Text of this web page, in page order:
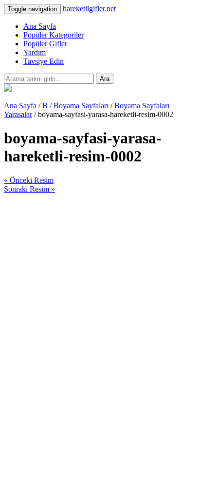
Toggle navigation hareketligifler.net
Ana Sayfa
Popüler Kategoriler
Popüler Gifler
Yardım
Tavsiye Edin
Ara
Ana Sayfa /B /Boyama Sayfaları /Boyama Sayfaları
Yarasalar/ boyama-sayfasi-yarasa-hareketli-resim-0002
boyama-sayfasi-yarasa-
hareketli-resim-0002
« Önceki Resim
Sonraki Resim »